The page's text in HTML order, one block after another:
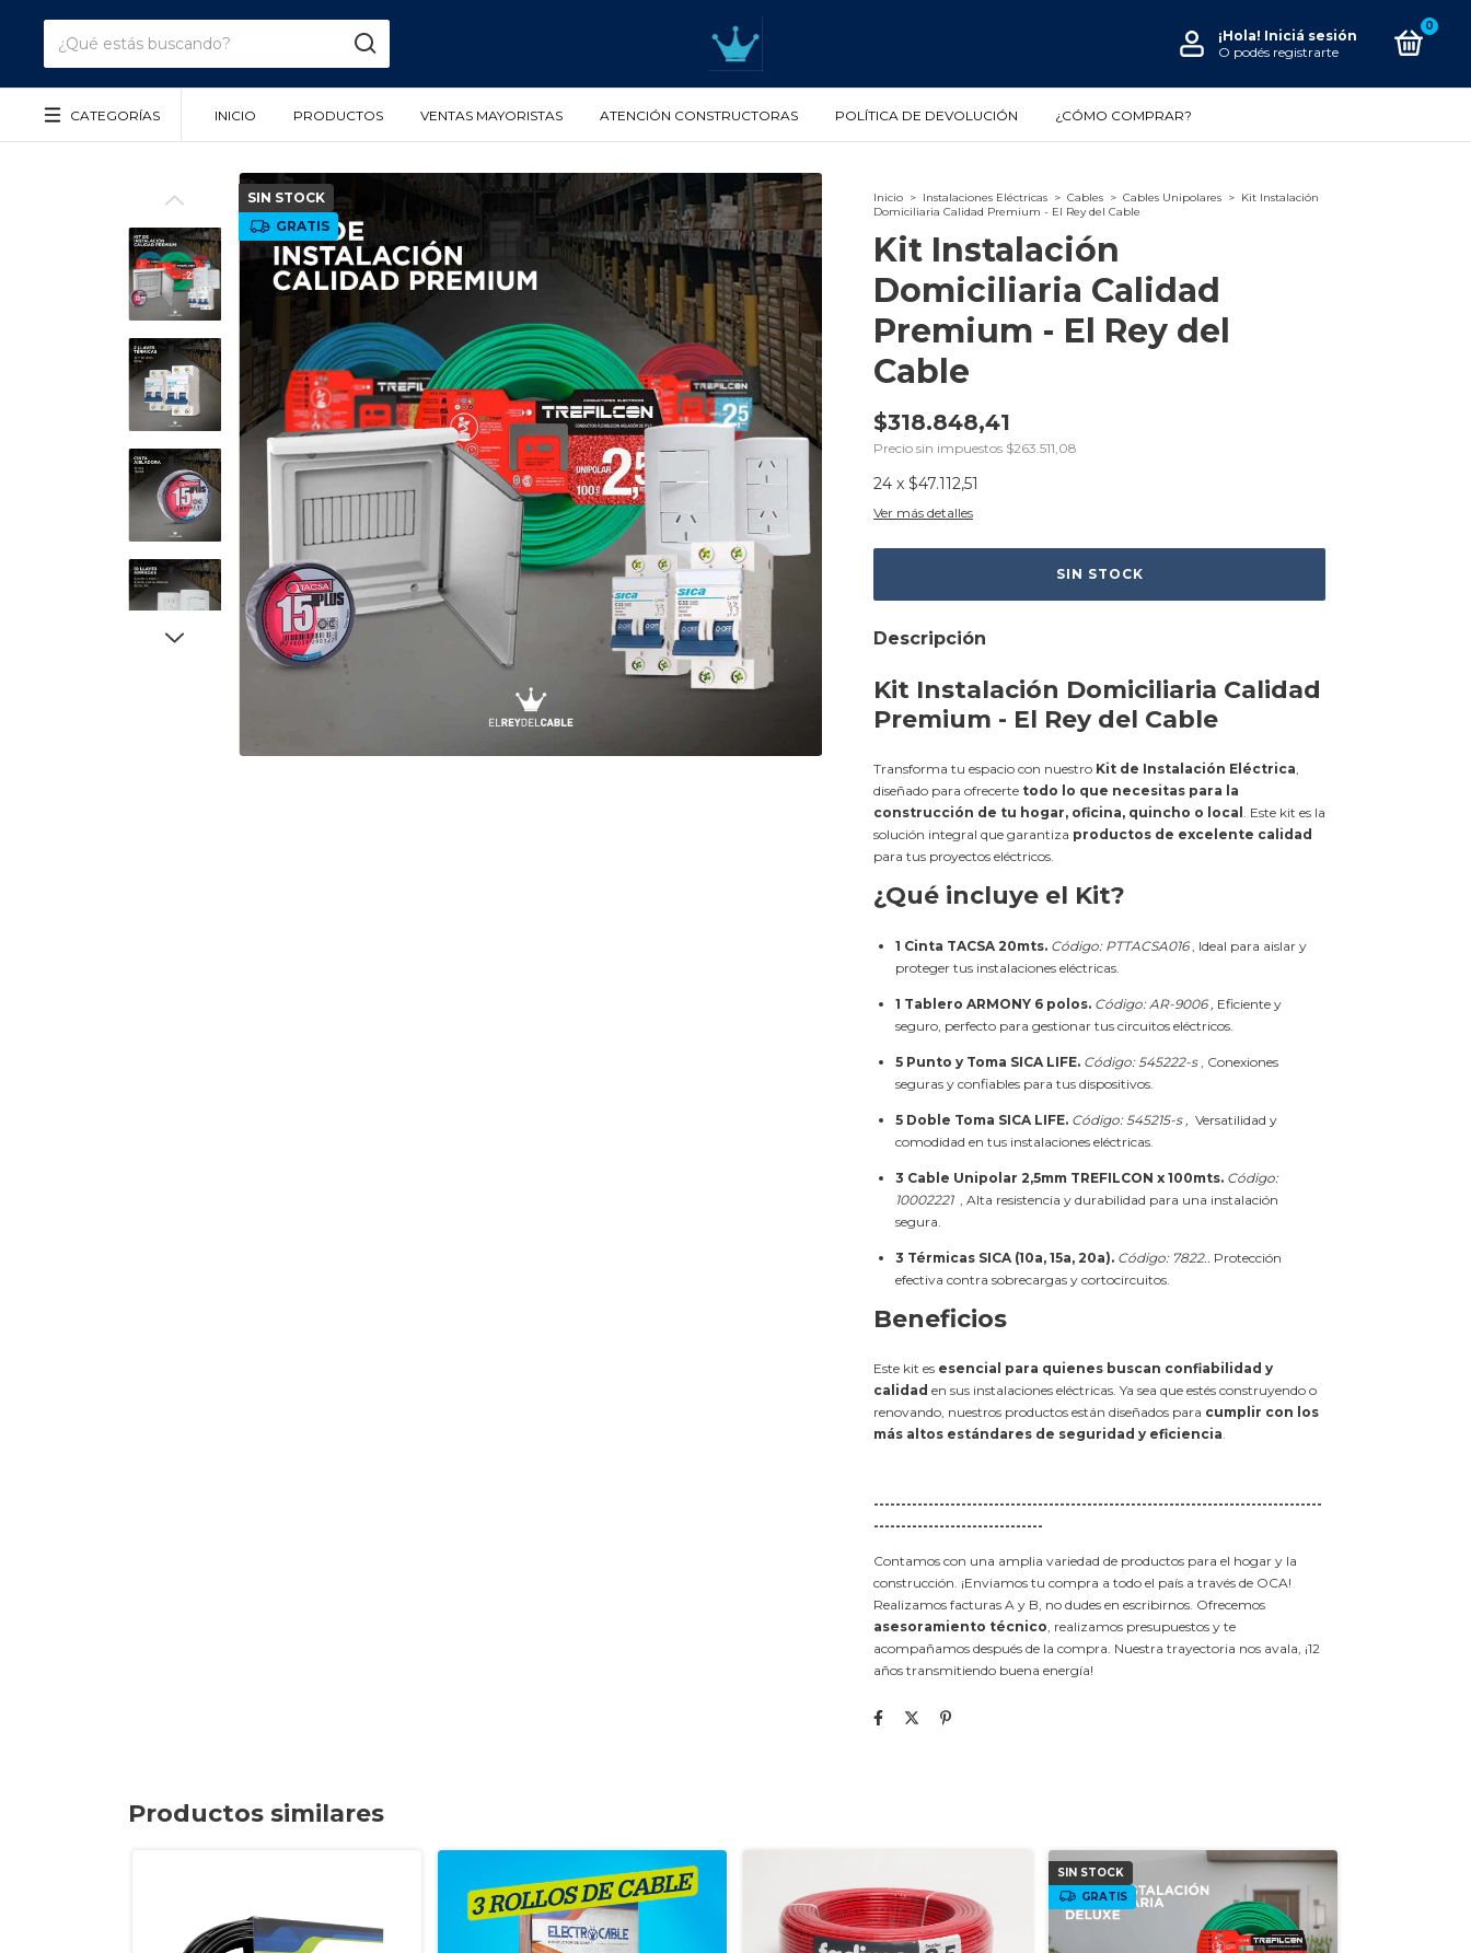
¡Hola! Iniciá sesión
O podés registrarte
0
CATEGORÍAS INICIO PRODUCTOS VENTAS MAYORISTAS ATENCIÓN CONSTRUCTORAS POLÍTICA DE DEVOLUCIÓN ¿CÓMO COMPRAR?
SIN STOCK
GRATIS
Inicio > Instalaciones Eléctricas > Cables > Cables Unipolares > Kit Instalación
Domiciliaria Calidad Premium - El Rey del Cable
Kit Instalación
Domiciliaria Calidad
Premium - El Rey del
Cable
$318.848,41
Precio sin impuestos $263.511,08
24 x $47.112,51
Ver más detalles
Descripción
Kit Instalación Domiciliaria Calidad
Premium - El Rey del Cable
Transforma tu espacio con nuestro Kit de Instalación Eléctrica,
diseñado para ofrecerte todo lo que necesitas para la
construcción de tu hogar, oficina, quincho o local . Este kit es la
solución integral que garantiza productos de excelente calidad
para tus proyectos eléctricos.
¿Qué incluye el Kit?
1 Cinta TACSA 20mts. Código: PTTACSA016, Ideal para aislar y
proteger tus instalaciones eléctricas.
1 Tablero ARMONY 6 polos. Código: AR-9006 , Eficiente y
seguro, perfecto para gestionar tus circuitos eléctricos.
5 Punto y Toma SICA LIFE. Código: 545222-s, Conexiones
seguras y confiables para tus dispositivos.
5 Doble Toma SICA LIFE. Código: 545215-s , Versatilidad y
comodidad en tus instalaciones eléctricas.
3 Cable Unipolar 2,5mm TREFILCON x 100mts. Código:
10002221, Alta resistencia y durabilidad para una instalación
segura.
3 Térmicas SICA (10a, 15a, 20a). Código: 7822.. Protección
efectiva contra sobrecargas y cortocircuitos.
Beneficios
Este kit es esencial para quienes buscan confiabilidad y
calidad en sus instalaciones eléctricas. Ya sea que estés construyendo o
renovando, nuestros productos están diseñados para cumplir con los
más altos estándares de seguridad y eficiencia.
----------------------------------------------------------------------------------
-------------------------------
Contamos con una amplia variedad de productos para el hogar y la
construcción. ¡Enviamos tu compra a todo el país a través de OCA!
Realizamos facturas A y B, no dudes en escribirnos. Ofrecemos
asesoramiento técnico, realizamos presupuestos y te
acompañamos después de la compra. Nuestra trayectoria nos avala, ¡12
años transmitiendo buena energía!
Productos similares
SIN STOCK
GRATIS